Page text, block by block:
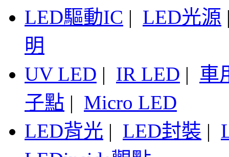
LED驅動IC | LED光源
明
UV LED | IR LED | 車
子點 | Micro LED
LED背光 | LED封裝 |